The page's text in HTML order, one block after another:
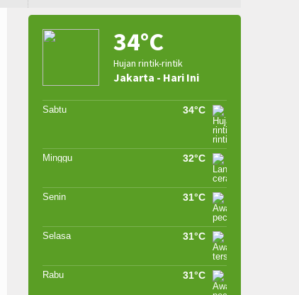
34°C
Hujan rintik-rintik
Jakarta - Hari Ini
Sabtu 34°C
Minggu 32°C
Senin 31°C
Selasa 31°C
Rabu 31°C